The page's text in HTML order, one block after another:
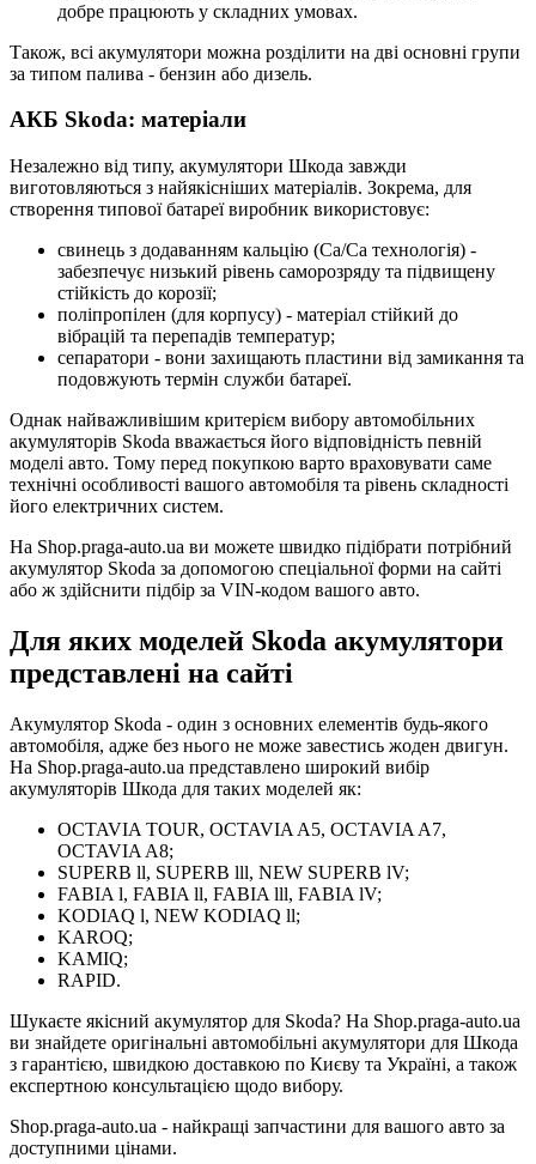
добре працюють у складних умовах.
Також, всі акумулятори можна розділити на дві основні групи
за типом палива - бензин або дизель.
АКБ Skoda: матеріали
Незалежно від типу, акумулятори Шкода завжди
виготовляються з найякісніших матеріалів. Зокрема, для
створення типової батареї виробник використовує:
свинець з додаванням кальцію (Ca/Ca технологія) -
забезпечує низький рівень саморозряду та підвищену
стійкість до корозії;
поліпропілен (для корпусу) - матеріал стійкий до
вібрацій та перепадів температур;
сепаратори - вони захищають пластини від замикання та
подовжують термін служби батареї.
Однак найважливішим критерієм вибору автомобільних
акумуляторів Skoda вважається його відповідність певній
моделі авто. Тому перед покупкою варто враховувати саме
технічні особливості вашого автомобіля та рівень складності
його електричних систем.
На Shop.praga-auto.ua ви можете швидко підібрати потрібний
акумулятор Skoda за допомогою спеціальної форми на сайті
або ж здійснити підбір за VIN-кодом вашого авто.
Для яких моделей Skoda акумулятори
представлені на сайті
Акумулятор Skoda - один з основних елементів будь-якого
автомобіля, адже без нього не може завестись жоден двигун.
На Shop.praga-auto.ua представлено широкий вибір
акумуляторів Шкода для таких моделей як:
OCTAVIA TOUR, OCTAVIA A5, OCTAVIA A7,
OCTAVIA A8;
SUPERB ll, SUPERB lll, NEW SUPERB lV;
FABIA l, FABIA ll, FABIA lll, FABIA lV;
KODIAQ l, NEW KODIAQ ll;
KAROQ;
KAMIQ;
RAPID.
Шукаєте якісний акумулятор для Skoda? На Shop.praga-auto.ua
ви знайдете оригінальні автомобільні акумулятори для Шкода
з гарантією, швидкою доставкою по Києву та Україні, а також
експертною консультацією щодо вибору.
Shop.praga-auto.ua - найкращі запчастини для вашого авто за
доступними цінами.